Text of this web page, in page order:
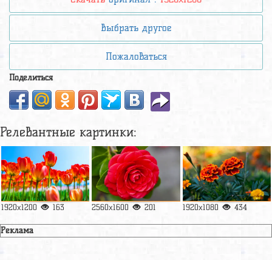
Выбрать другое
Пожаловаться
Поделиться
Релевантные картинки:
1920x1200 163 2560x1600 201 1920x1080 434
Реклама